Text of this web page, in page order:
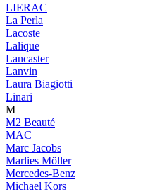
LIERAC
La Perla
Lacoste
Lalique
Lancaster
Lanvin
Laura Biagiotti
Linari
M
M2 Beauté
MAC
Marc Jacobs
Marlies Möller
Mercedes-Benz
Michael Kors